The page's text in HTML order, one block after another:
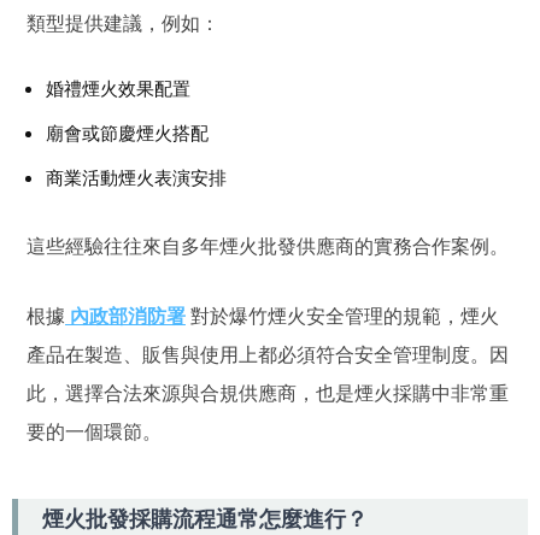
類型提供建議，例如：
婚禮煙火效果配置
廟會或節慶煙火搭配
商業活動煙火表演安排
這些經驗往往來自多年煙火批發供應商的實務合作案例。
根據 內政部消防署對於爆竹煙火安全管理的規範，煙火
產品在製造、販售與使用上都必須符合安全管理制度。因
此，選擇合法來源與合規供應商，也是煙火採購中非常重
要的一個環節。
煙火批發採購流程通常怎麼進行？